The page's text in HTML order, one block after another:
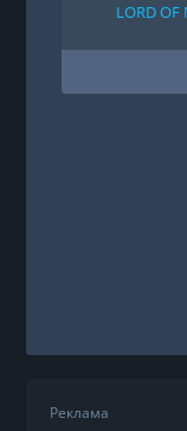
LORD OF
Реклама